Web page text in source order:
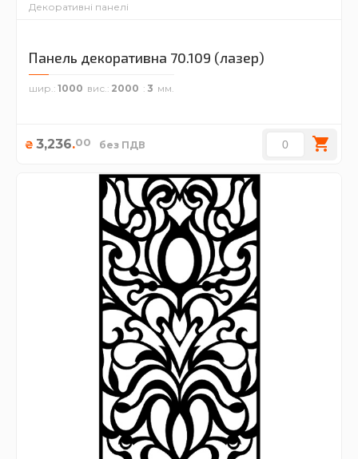
Декоративні панелі
Панель декоративна 70.109 (лазер)
шир. 1000 вис. 2000 3
₴ 3,236.00 без ПДВ